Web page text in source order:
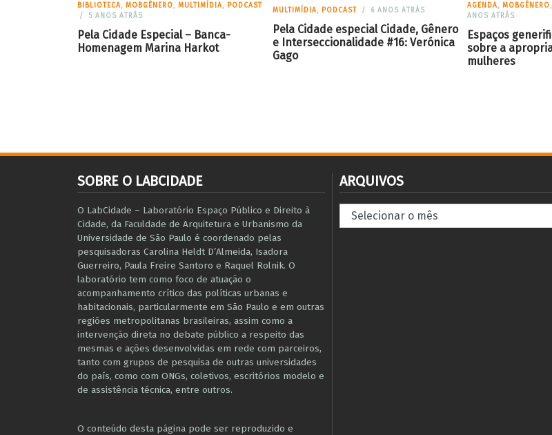
BIBLIOTECA, MOBGÊNERO, MULTIMÍDIA, PODCAST
5 ANOS ATRÁS
Pela Cidade Especial – Banca-
Homenagem Marina Harkot
MULTIMÍDIA, PODCAST 6 ANOS ATRÁS
Pela Cidade especial Cidade, Gênero
e Interseccionalidade #16: Verónica
Gago
AGENDA, MOBGÊNERO,
ANOS ATRÁS
Espaços
sobre a
mulheres
SOBRE O LABCIDADE
O LabCidade – Laboratório Espaço Público e Direito à
Cidade, da Faculdade de Arquitetura e Urbanismo da
Universidade de São Paulo é coordenado pelas
pesquisadoras Carolina Heldt D’Almeida, Isadora
Guerreiro, Paula Freire Santoro e Raquel Rolnik. O
laboratório tem como foco de atuação o
acompanhamento crítico das políticas urbanas e
habitacionais, particularmente em São Paulo e ​em outras
regiões metropolitanas brasileiras, assim como a
intervenção direta no debate público a respeito das
mesmas e ações desenvolvidas em r​e​de com parceiros,
tanto com grupos de pesquisa ​de outras universidades
do país, como com ONGs, coletivos, escritórios modelo e
de assistência técnica​, entre outros​.
O conteúdo desta página pode ser reproduzido e
ARQUIVOS
Arquivos